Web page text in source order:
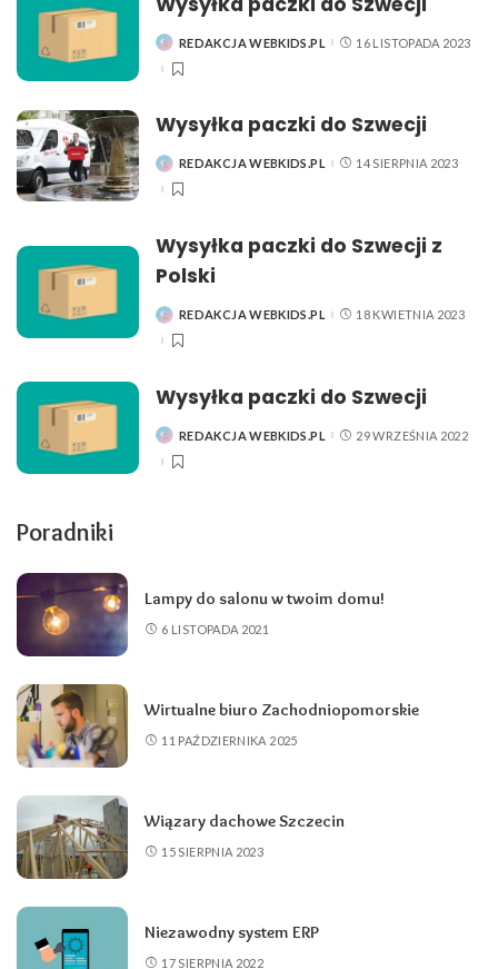
POSTED
REDAKCJA WEBKIDS.PL 16 LISTOPADA 2023
Wysyłka paczki do Szwecji
POSTED
REDAKCJA WEBKIDS.PL 14 SIERPNIA 2023
Wysyłka paczki do Szwecji z
Polski
POSTED
REDAKCJA WEBKIDS.PL 18 KWIETNIA 2023
Wysyłka paczki do Szwecji
POSTED
REDAKCJA WEBKIDS.PL 29 WRZEŚNIA 2022
Poradniki
Lampy do salonu w twoim domu!
6 LISTOPADA 2021
Wirtualne biuro Zachodniopomorskie
11 PAŹDZIERNIKA 2025
Wiązary dachowe Szczecin
15 SIERPNIA 2023
Niezawodny system ERP
17 SIERPNIA 2022